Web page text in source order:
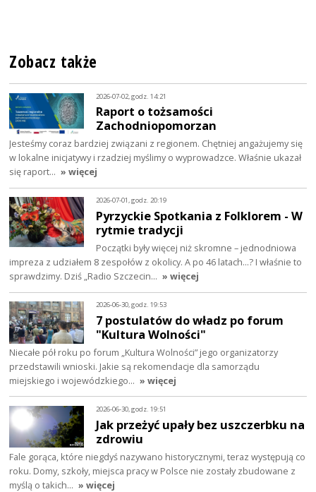
Zobacz także
2026-07-02, godz. 14:21
Raport o tożsamości
Zachodniopomorzan
Jesteśmy coraz bardziej związani z regionem. Chętniej angażujemy się
w lokalne inicjatywy i rzadziej myślimy o wyprowadzce. Właśnie ukazał
się raport… » więcej
2026-07-01, godz. 20:19
Pyrzyckie Spotkania z Folklorem - W
rytmie tradycji
Początki były więcej niż skromne – jednodniowa
impreza z udziałem 8 zespołów z okolicy. A po 46 latach…? I właśnie to
sprawdzimy. Dziś „Radio Szczecin… » więcej
2026-06-30, godz. 19:53
7 postulatów do władz po forum
"Kultura Wolności"
Niecałe pół roku po forum „Kultura Wolności” jego organizatorzy
przedstawili wnioski. Jakie są rekomendacje dla samorządu
miejskiego i wojewódzkiego… » więcej
2026-06-30, godz. 19:51
Jak przeżyć upały bez uszczerbku na
zdrowiu
Fale gorąca, które niegdyś nazywano historycznymi, teraz występują co
roku. Domy, szkoły, miejsca pracy w Polsce nie zostały zbudowane z
myślą o takich… » więcej